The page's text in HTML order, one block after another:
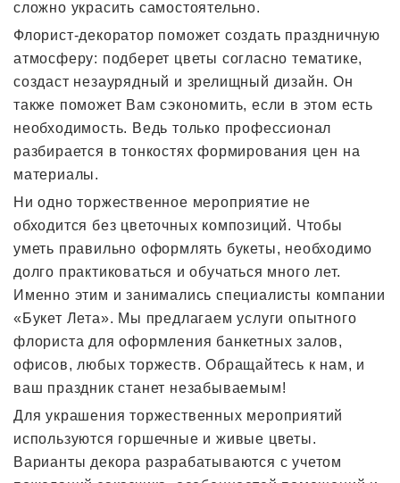
сложно украсить самостоятельно.
Флорист-декоратор поможет создать праздничную
атмосферу: подберет цветы согласно тематике,
создаст незаурядный и зрелищный дизайн. Он
также поможет Вам сэкономить, если в этом есть
необходимость. Ведь только профессионал
разбирается в тонкостях формирования цен на
материалы.
Ни одно торжественное мероприятие не
обходится без цветочных композиций. Чтобы
уметь правильно оформлять букеты, необходимо
долго практиковаться и обучаться много лет.
Именно этим и занимались специалисты компании
«Букет Лета». Мы предлагаем услуги опытного
флориста для оформления банкетных залов,
офисов, любых торжеств. Обращайтесь к нам, и
ваш праздник станет незабываемым!
Для украшения торжественных мероприятий
используются горшечные и живые цветы.
Варианты декора разрабатываются с учетом